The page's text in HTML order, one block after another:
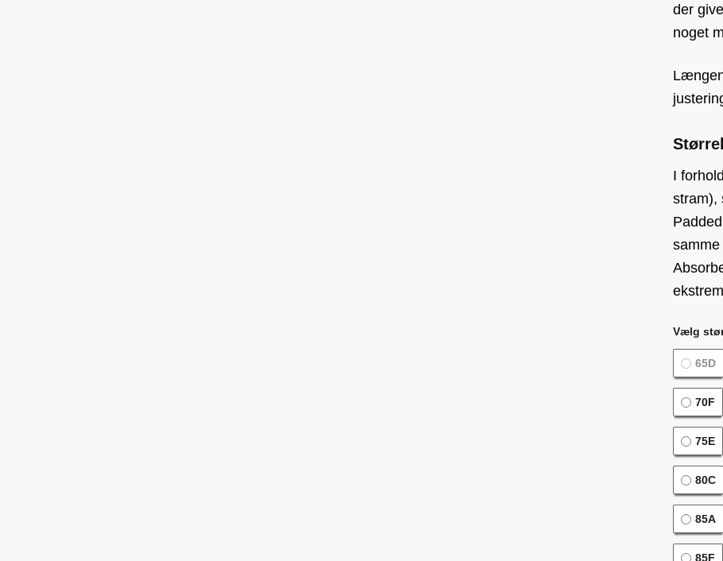
der
noget
I
stram),
Vælg
65D
70F
75E
80C
85A
85F